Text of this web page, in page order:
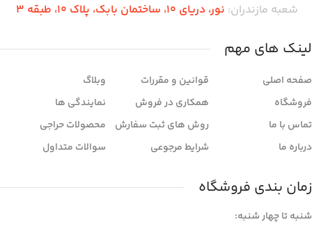
شعبه مازندران: نور، دریای 10، ساختمان بابک، پلاک 10، طبقه 3
لینک های مهم
صفحه اصلی
فروشگاه
تماس با ما
درباره ما
قوانین و مقررات
همکاری در فروش
روش های ثبت سفارش
شرایط مرجوعی
وبلاگ
نمایندگی ها
محصولات حراجی
سوالات متداول
زمان بندی فروشگاه
شنبه تا چهار شنبه: